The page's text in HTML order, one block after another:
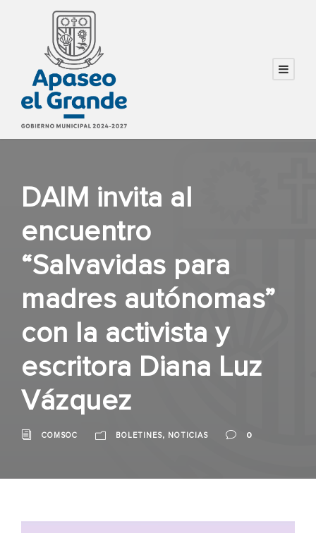
DAIM invita al
encuentro
“Salvavidas para
madres autónomas”
con la activista y
escritora Diana Luz
Vázquez
COMSOC BOLETINES, NOTICIAS 0